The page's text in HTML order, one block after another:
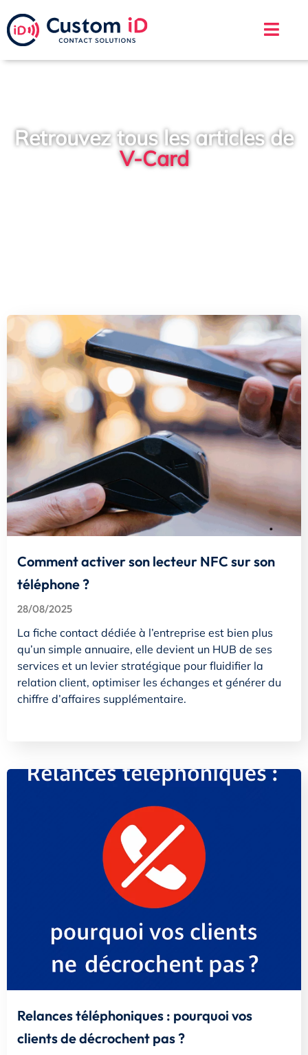
Retrouvez tous les articles de
V-Card
Comment activer son lecteur NFC sur son
téléphone ?
28/08/2025
La fiche contact dédiée à l’entreprise est bien plus
qu’un simple annuaire, elle devient un HUB de ses
services et un levier stratégique pour fluidifier la
relation client, optimiser les échanges et générer du
chiffre d’affaires supplémentaire.
Relances téléphoniques : pourquoi vos
clients de décrochent pas ?